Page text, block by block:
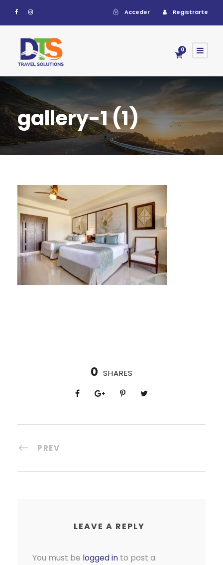
Acceder Registrarte
0
gallery-1 (1)
0 SHARES
PREV
LEAVE A REPLY
You must be logged in to post a